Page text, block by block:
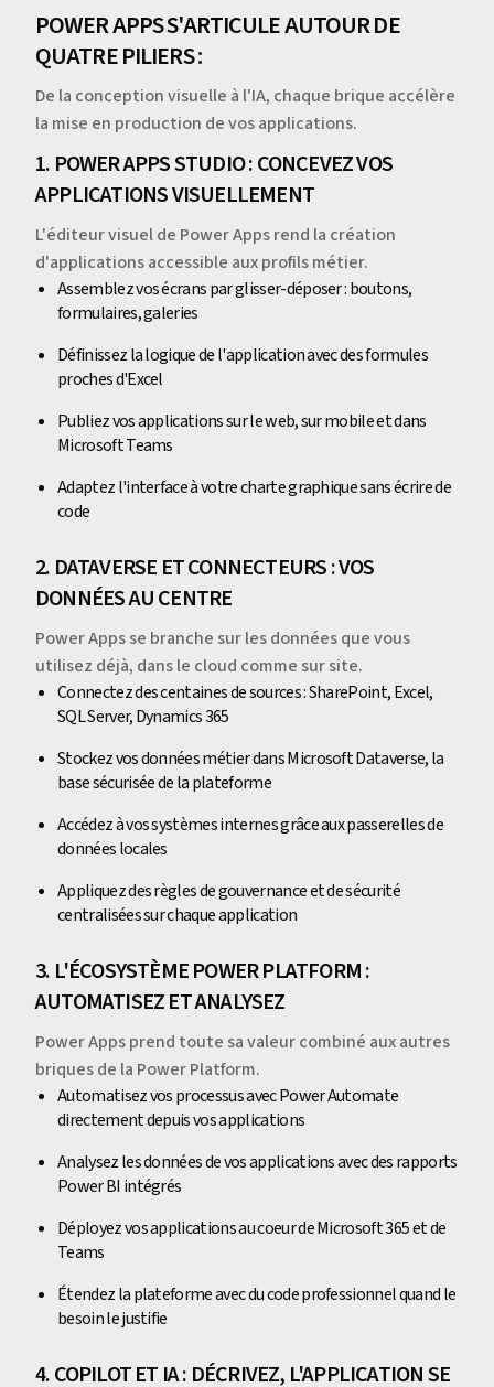
POWER APPS S'ARTICULE AUTOUR DE
QUATRE PILIERS :
De la conception visuelle à l'IA, chaque brique accélère
la mise en production de vos applications.
1. POWER APPS STUDIO : CONCEVEZ VOS
APPLICATIONS VISUELLEMENT
L'éditeur visuel de Power Apps rend la création
d'applications accessible aux profils métier.
Assemblez vos écrans par glisser-déposer : boutons,
formulaires, galeries
Définissez la logique de l'application avec des formules
proches d'Excel
Publiez vos applications sur le web, sur mobile et dans
Microsoft Teams
Adaptez l'interface à votre charte graphique sans écrire de
code
2. DATAVERSE ET CONNECTEURS : VOS
DONNÉES AU CENTRE
Power Apps se branche sur les données que vous
utilisez déjà, dans le cloud comme sur site.
Connectez des centaines de sources : SharePoint, Excel,
SQL Server, Dynamics 365
Stockez vos données métier dans Microsoft Dataverse, la
base sécurisée de la plateforme
Accédez à vos systèmes internes grâce aux passerelles de
données locales
Appliquez des règles de gouvernance et de sécurité
centralisées sur chaque application
3. L'ÉCOSYSTÈME POWER PLATFORM :
AUTOMATISEZ ET ANALYSEZ
Power Apps prend toute sa valeur combiné aux autres
briques de la Power Platform.
Automatisez vos processus avec Power Automate
directement depuis vos applications
Analysez les données de vos applications avec des rapports
Power BI intégrés
Déployez vos applications au coeur de Microsoft 365 et de
Teams
Étendez la plateforme avec du code professionnel quand le
besoin le justifie
4. COPILOT ET IA : DÉCRIVEZ, L'APPLICATION SE